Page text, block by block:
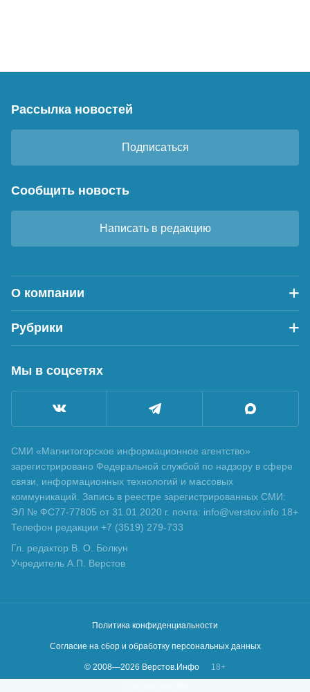
Рассылка новостей
Подписаться
Сообщить новость
Написать в редакцию
О компании
Рубрики
Мы в соцсетях
СМИ «Магнитогорское информационное агентство»
зарегистрировано Федеральной службой по надзору в сфере
связи, информационных технологий и массовых
коммуникаций. Запись в реестре зарегистрированных СМИ:
ЭЛ № ФС77-77805 от 31.01.2020 г. почта: info@verstov.info 18+
Телефон редакции +7 (3519) 279-733
Гл. редактор В. О. Болкун
Учредитель А.П. Верстов
Политика конфиденциальности
Согласие на сбор и обработку персональных данных
© 2008—2026 Верстов.Инфо
18+